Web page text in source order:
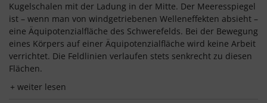
Kugelschalen mit der Ladung in der Mitte. Der Meeresspiegel
ist – wenn man von windgetriebenen Welleneffekten absieht –
eine Äquipotenzialfläche des Schwerefelds. Bei der Bewegung
eines Körpers auf einer Äquipotenzialfläche wird keine Arbeit
verrichtet. Die Feldlinien verlaufen stets senkrecht zu diesen
Flächen.
weiter lesen